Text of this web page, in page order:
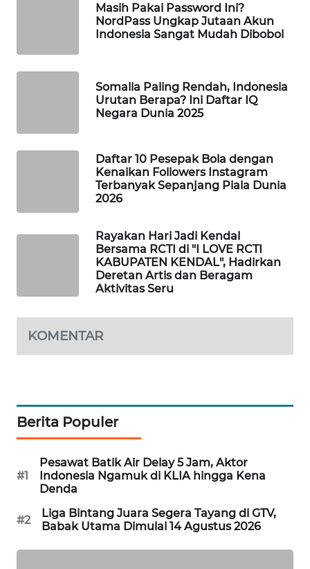
Masih Pakai Password Ini?
NordPass Ungkap Jutaan Akun
Indonesia Sangat Mudah Dibobol
Somalia Paling Rendah, Indonesia
Urutan Berapa? Ini Daftar IQ
Negara Dunia 2025
Daftar 10 Pesepak Bola dengan
Kenaikan Followers Instagram
Terbanyak Sepanjang Piala Dunia
2026
Rayakan Hari Jadi Kendal
Bersama RCTI di "I LOVE RCTI
KABUPATEN KENDAL", Hadirkan
Deretan Artis dan Beragam
Aktivitas Seru
KOMENTAR
Berita Populer
#1
Pesawat Batik Air Delay 5 Jam, Aktor
Indonesia Ngamuk di KLIA hingga Kena
Denda
#2
Liga Bintang Juara Segera Tayang di GTV,
Babak Utama Dimulai 14 Agustus 2026
UMKM
WAHANA
WAHANA
DESA
KONSUMEN
LISTRIK
MASYARAKAT
KELISTRIKAN